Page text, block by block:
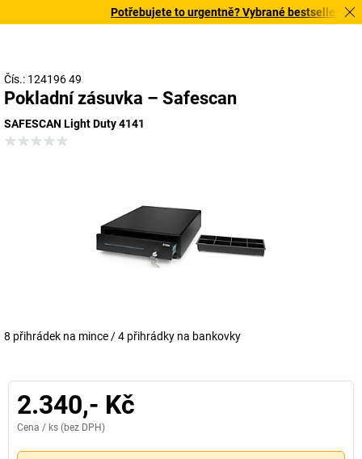
Potřebujete to urgentně? Vybrané bestsellery
Čís.: 124196 49
Pokladní zásuvka – Safescan
SAFESCAN Light Duty 4141
8 přihrádek na mince / 4 přihrádky na bankovky
2.340,- Kč
Cena / ks (bez DPH)